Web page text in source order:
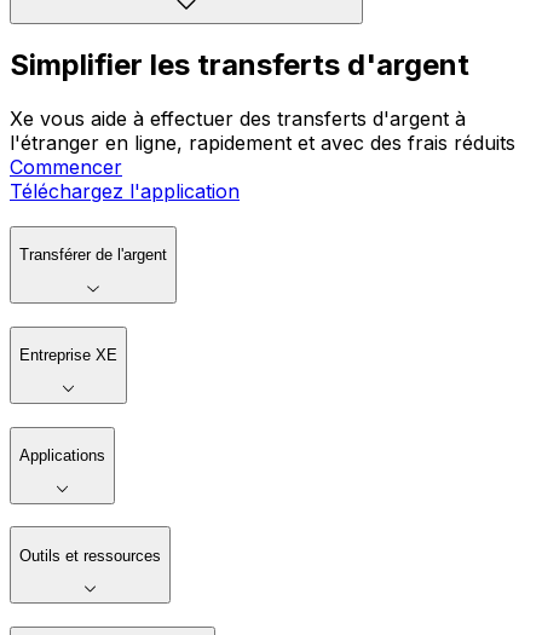
Simplifier les transferts d'argent
Xe vous aide à effectuer des transferts d'argent à
l'étranger en ligne, rapidement et avec des frais réduits
Commencer
Téléchargez l'application
Transférer de l'argent
Entreprise XE
Applications
Outils et ressources